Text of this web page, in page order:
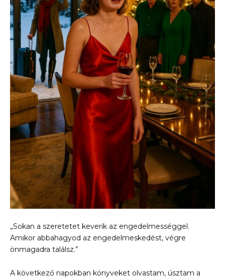
„Sokan a szeretetet keverik az engedelmességgel.
Amikor abbahagyod az engedelmeskedést, végre
önmagadra találsz.”
A következő napokban könyveket olvastam, úsztam a